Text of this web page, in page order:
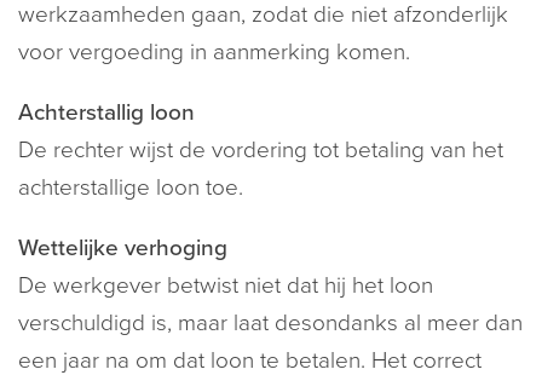
werkzaamheden gaan, zodat die niet afzonderlijk
voor vergoeding in aanmerking komen.
Achterstallig loon
De rechter wijst de vordering tot betaling van het
achterstallige loon toe.
Wettelijke verhoging
De werkgever betwist niet dat hij het loon
verschuldigd is, maar laat desondanks al meer dan
een jaar na om dat loon te betalen. Het correct